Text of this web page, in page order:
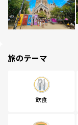
旅のテーマ
飲食